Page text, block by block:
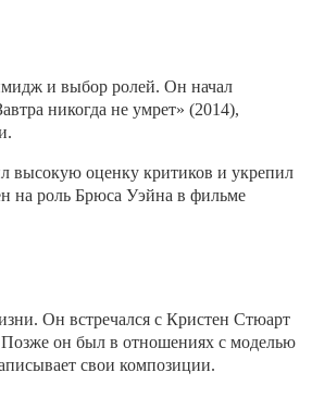
и выбор ролей. Он начал
никогда не умрет» (2014),
высокую оценку критиков и укрепил
на роль Брюса Уэйна в фильме
Он встречался с Кристен Стюарт
Позже он был в отношениях с моделью
свои композиции.